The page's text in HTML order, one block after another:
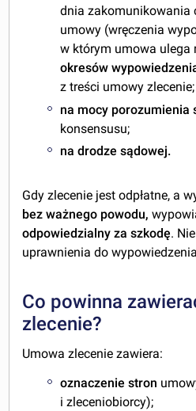
dnia zakomunikowania
umowy (wręczenia
w którym umowa ulega
okresów
z treści umowy zlecenie;
na mocy porozumienia
konsensusu;
na drodze sądowej.
Gdy zlecenie jest odpłatne, a
bez ważnego powodu,
odpowiedzialny za szkodę.
uprawnienia do
Co powinna
zlecenie?
Umowa zlecenie zawiera:
oznaczenie stron
i zleceniobiorcy);